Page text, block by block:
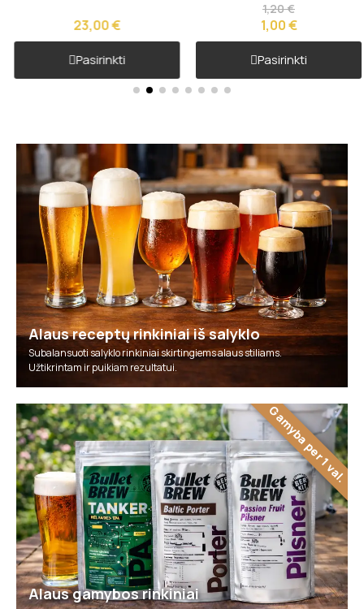
23,00 €
Pasirinkti
1,20 €
1,00 €
Pasirinkti
Alaus receptų rinkiniai iš salyklo
Subalansuoti salyklo rinkiniai skirtingiems alaus stiliams.
Užtikrintam ir puikiam rezultatui.
Alaus gamybos rinkiniai
Gamyba per 1 val.